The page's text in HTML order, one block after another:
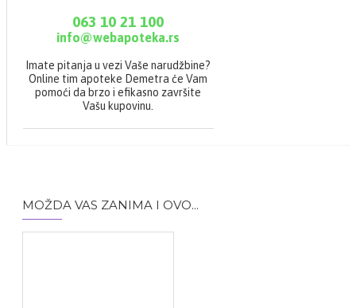
063 10 21 100
info@webapoteka.rs
Imate pitanja u vezi Vaše narudžbine?
Online tim apoteke Demetra će Vam
pomoći da brzo i efikasno završite
Vašu kupovinu.
MOŽDA VAS ZANIMA I OVO...